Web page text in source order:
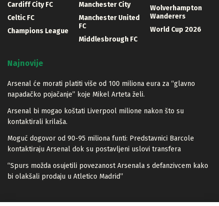
Cardiff City FC
Celtic FC
Champions League
Manchester City
Manchester United
FC
Middlesbrough FC
Wolverhampton
Wanderers
World Cup 2026
Najnovije
Arsenal će morati platiti više od 100 miliona eura za “glavno
napadačko pojačanje” koje Mikel Arteta želi.
Arsenal bi mogao koštati Liverpool milione nakon što su
kontaktirali krilaša.
Moguć dogovor od 90-95 miliona funti: Predstavnici Barcole
kontaktiraju Arsenal dok su postavljeni uslovi transfera
“Spurs možda osujetili povezanost Arsenala s defanzivcem kako
bi olakšali prodaju u Atletico Madrid”